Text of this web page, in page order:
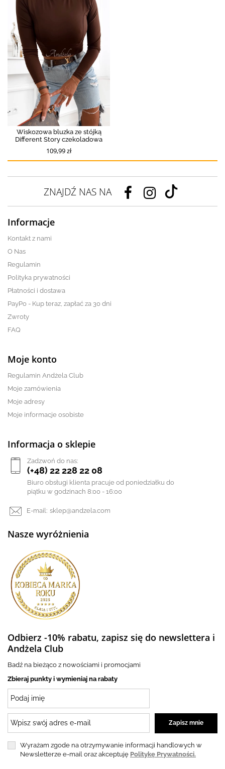
Wiskozowa bluzka ze stójką
Different Story czekoladowa
109,99 zł
ZNAJDŹ NAS NA
Informacje
Kontakt z nami
O Nas
Regulamin
Polityka prywatności
Płatności i dostawa
PayPo - Kup teraz, zapłać za 30 dni
Zwroty
FAQ
Moje konto
Regulamin Andżela Club
Moje zamówienia
Moje adresy
Moje informacje osobiste
Informacja o sklepie
Zadzwoń do nas:
(+48) 22 228 22 08
Biuro obsługi klienta pracuje od poniedziałku do
piątku w godzinach 8:00 - 16:00
E-mail: sklep@andzela.com
Nasze wyróżnienia
Odbierz -10% rabatu, zapisz się do newslettera i
Andżela Club
Badź na bieżąco z nowościami i promocjami
Zbieraj punkty i wymieniaj na rabaty
Wyrażam zgode na otrzymywanie informacji handlowych w
Newsletterze e-mail oraz akceptuję Politykę Prywatności.